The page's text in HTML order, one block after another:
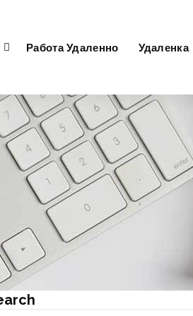
Работа Удаленно Удаленка